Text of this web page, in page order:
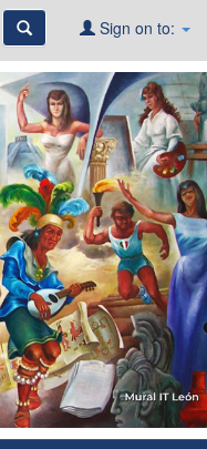
Sign on to: